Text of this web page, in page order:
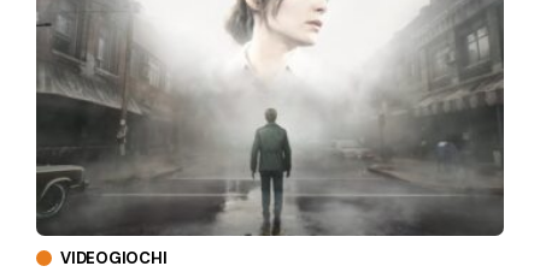
VIDEOGIOCHI